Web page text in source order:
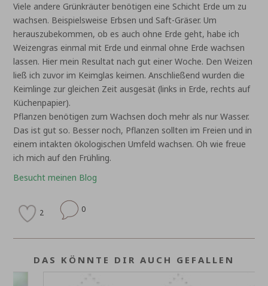
Viele andere Grünkräuter benötigen eine Schicht Erde um zu
wachsen. Beispielsweise Erbsen und Saft-Gräser. Um
herauszubekommen, ob es auch ohne Erde geht, habe ich
Weizengras einmal mit Erde und einmal ohne Erde wachsen
lassen. Hier mein Resultat nach gut einer Woche. Den Weizen
ließ ich zuvor im Keimglas keimen. Anschließend wurden die
Keimlinge zur gleichen Zeit ausgesät (links in Erde, rechts auf
Küchenpapier).
Pflanzen benötigen zum Wachsen doch mehr als nur Wasser.
Das ist gut so. Besser noch, Pflanzen sollten im Freien und in
einem intakten ökologischen Umfeld wachsen. Oh wie freue
ich mich auf den Frühling.
Besucht meinen Blog
2 0
DAS KÖNNTE DIR AUCH GEFALLEN